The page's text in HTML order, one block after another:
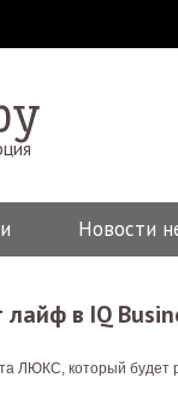
Новости
в IQ
ЛЮКС, который будет